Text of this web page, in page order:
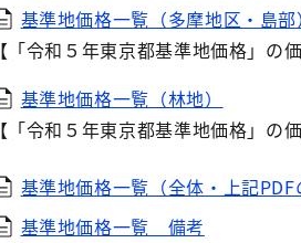
基準地価格一覧（多摩地区・島部）
【「令和５年東京都基準地価格」の
基準地価格一覧（林地）
【「令和５年東京都基準地価格」の
基準地価格一覧（全体・上記PDF
基準地価格一覧 備考